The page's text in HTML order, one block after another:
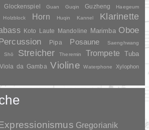
Glockenspiel Guan Guqin Guzheng
Haegeum
Holzblock Horn Huqin Kannel Klarinette
Koto Laute Mandoline Marimba Oboe
Pipa Posaune Saenghwang
Shō Streicher Theremin Trompete
Tuba
Viola da Gamba Violine Waterphone
Xylophon
Gregorianik